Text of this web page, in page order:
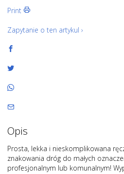
Print
Zapytanie o ten artykul ›
Opis
Prosta, lekka i nieskomplikowana
znakowania dróg do małych
profesjonalnym lub komunalnym!